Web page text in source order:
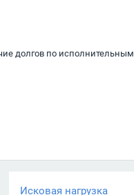
долгов по исполнительным
Исковая нагрузка